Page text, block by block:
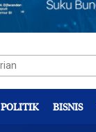
POLITIK BISNIS